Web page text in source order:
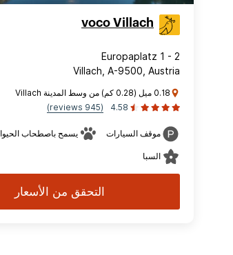
voco Villach
Europaplatz 1 - 2
Villach, A-9500, Austria
0.18 ميل (0.28 كم) من وسط المدينة Villach
4.58
(945 reviews)
موقف السيارات يسمح باصطحاب
السبا
التحقق من الأسعار